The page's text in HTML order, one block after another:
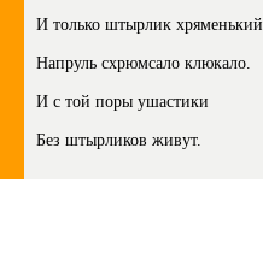
И только штырлик хряменький
Напруль схрюмсало клюкало.
И с той поры ушастики
Без штырликов живут.